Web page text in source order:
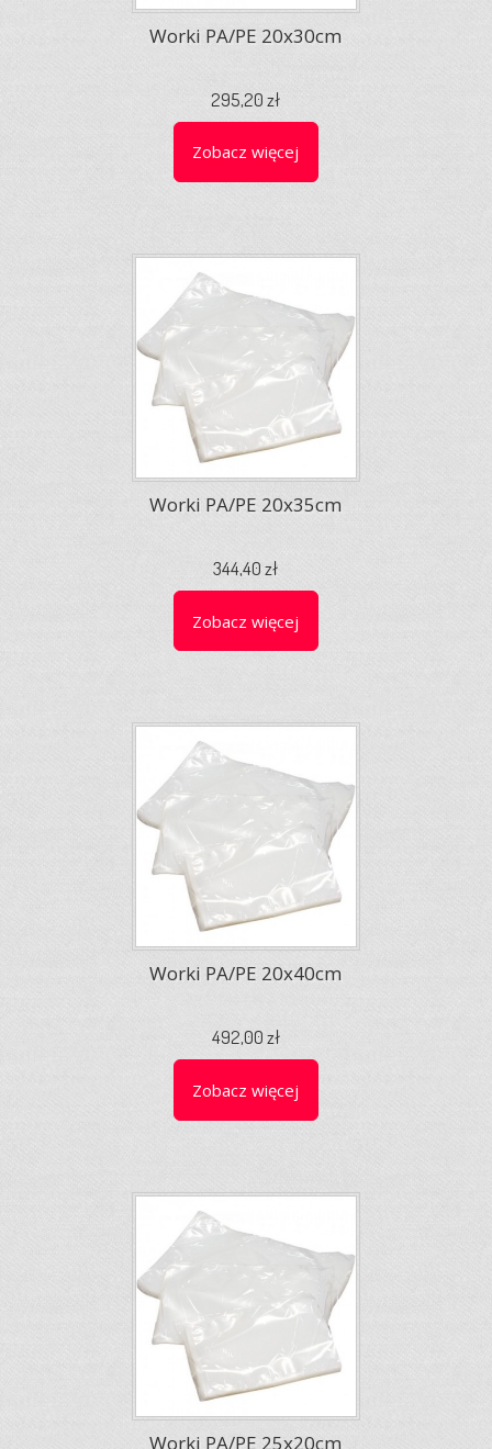
Worki PA/PE 20x30cm
295,20 zł
Zobacz więcej
Worki PA/PE 20x35cm
344,40 zł
Zobacz więcej
Worki PA/PE 20x40cm
492,00 zł
Zobacz więcej
Worki PA/PE 25x20cm